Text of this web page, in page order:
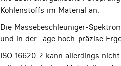
Kohlenstoffs im Material an.
Die Massebeschleuniger-
und in der Lage hoch-präzise
ISO 16620-2 kann allerdings